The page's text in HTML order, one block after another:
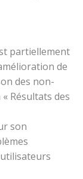
partiellement
de
des non-
Résultats des
son